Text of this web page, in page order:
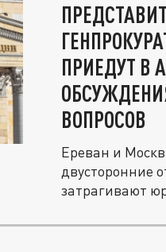
ПРИЕДУТ В
ВОПРОСОВ
Ереван и
двусторонние
затрагивают